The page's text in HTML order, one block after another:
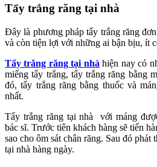
Tẩy trắng răng tại nhà
Đây là phương pháp tẩy trắng răng
và còn tiện lợi với những ai bận bịu, ít
Tẩy trắng răng tại nhà hiện nay có
miếng tẩy trắng, tẩy trắng răng bằng
đó, tẩy trắng răng bằng thuốc và
nhất.
Tẩy trắng răng tại nhà với máng
bác sĩ. Trước tiên khách hàng sẽ tiến
sao cho ôm sát chân răng. Sau đó phát
tại nhà hàng ngày.